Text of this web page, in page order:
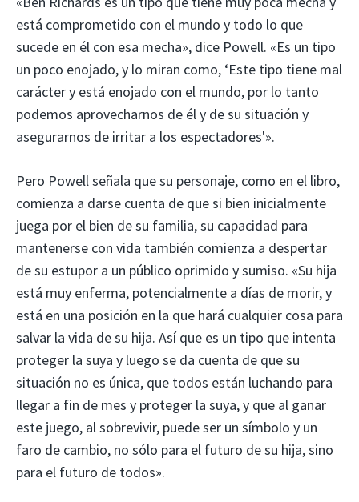
está comprometido con el mundo y todo lo que
sucede en él con esa mecha», dice Powell. «Es un tipo
un poco enojado, y lo miran como, ‘Este tipo tiene mal
carácter y está enojado con el mundo, por lo tanto
podemos aprovecharnos de él y de su situación y
asegurarnos de irritar a los espectadores'».
Pero Powell señala que su personaje, como en el libro,
comienza a darse cuenta de que si bien inicialmente
juega por el bien de su familia, su capacidad para
mantenerse con vida también comienza a despertar
de su estupor a un público oprimido y sumiso. «Su hija
está muy enferma, potencialmente a días de morir, y
está en una posición en la que hará cualquier cosa para
salvar la vida de su hija. Así que es un tipo que intenta
proteger la suya y luego se da cuenta de que su
situación no es única, que todos están luchando para
llegar a fin de mes y proteger la suya, y que al ganar
este juego, al sobrevivir, puede ser un símbolo y un
faro de cambio, no sólo para el futuro de su hija, sino
para el futuro de todos».